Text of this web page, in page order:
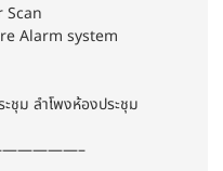
Scan
Alarm system
ชุม ลำโพงห้องประชุม